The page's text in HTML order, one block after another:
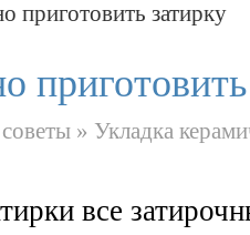
приготовить затирку
» Укладка
все